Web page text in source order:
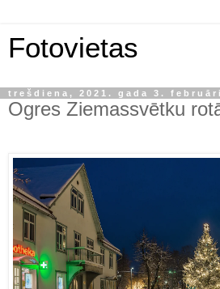
Fotovietas
trešdiena, 2021. gada 3.
Ogres Ziemassvētku